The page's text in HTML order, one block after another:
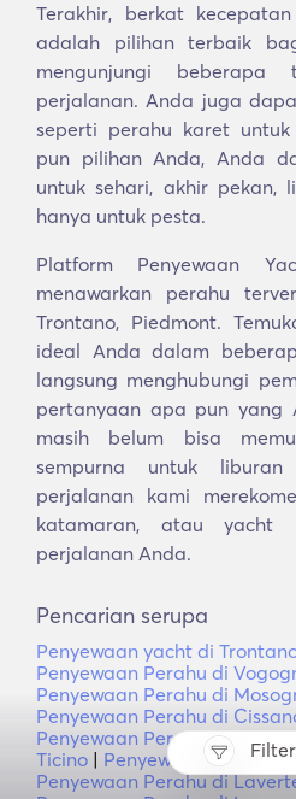
Filter
Terakhir, berkat
adalah pilihan terbaik
mengunjungi
perjalanan. Anda juga
seperti perahu karet
pun pilihan Anda, Anda
untuk sehari, akhir pekan,
hanya untuk pesta.
Platform Penyewaan
menawarkan perahu
Trontano, Piedmont.
ideal Anda dalam
langsung menghubungi
pertanyaan apa pun yang
masih belum bisa
sempurna untuk
perjalanan kami
katamaran, atau yacht
perjalanan Anda.
Pencarian serupa
Penyewaan yacht di
Penyewaan Perahu di
Penyewaan Perahu di
Penyewaan Perahu di
Penyewaan Perahu di Alpe
Ticino | Penyewaan Perahu
Penyewaan Perahu di